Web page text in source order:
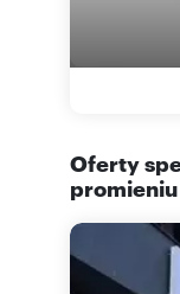
Oferty
promieniu